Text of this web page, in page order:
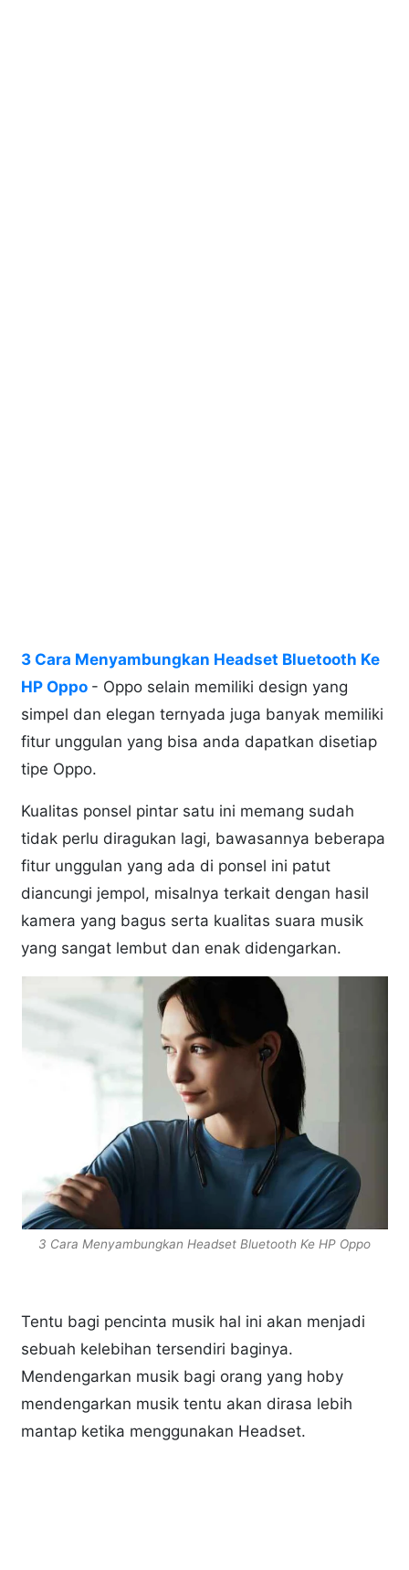
3 Cara Menyambungkan Headset Bluetooth Ke
HP Oppo - Oppo selain memiliki design yang
simpel dan elegan ternyada juga banyak memiliki
fitur unggulan yang bisa anda dapatkan disetiap
tipe Oppo.
Kualitas ponsel pintar satu ini memang sudah
tidak perlu diragukan lagi, bawasannya beberapa
fitur unggulan yang ada di ponsel ini patut
diancungi jempol, misalnya terkait dengan hasil
kamera yang bagus serta kualitas suara musik
yang sangat lembut dan enak didengarkan.
3 Cara Menyambungkan Headset Bluetooth Ke HP Oppo
Tentu bagi pencinta musik hal ini akan menjadi
sebuah kelebihan tersendiri baginya.
Mendengarkan musik bagi orang yang hoby
mendengarkan musik tentu akan dirasa lebih
mantap ketika menggunakan Headset.